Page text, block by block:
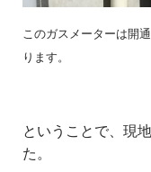
このガスメーターは開
ります。
ということで、現
た。